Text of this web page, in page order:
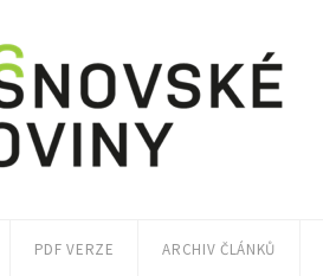
PDF VERZE ARCHIV ČLÁNKŮ